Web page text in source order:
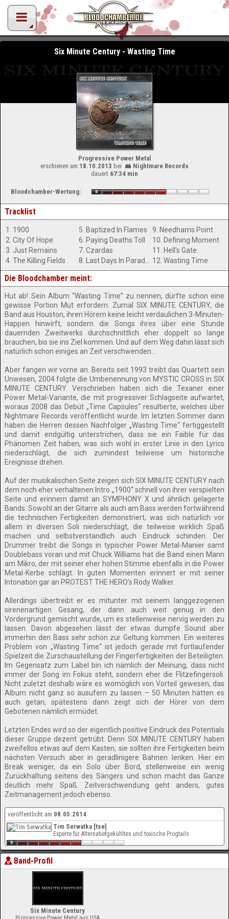
Six Minute Century - Wasting Time
Progressive Power Metal
erschienen am 18.10.2013 bei
Nightmare Records
dauert 67:34 min
Bloodchamber-Wertung:
Tracklist
1. 1900
2. City Of Hope
3. Just Remains
4. The Killing Fields
5. Baptized In Flames
6. Paying Deaths Toll
7. Czardas
9. Needhams Point
10. Defining Moment
11. Hell's Gate
12. Wasting Time
Die Bloodchamber meint:
Hut ab! Sein Album “Wasting Time” zu nennen, dürfte schon eine
gewisse Portion Mut erfordern. Zumal SIX MINUTE CENTURY, die
Band aus Houston, ihren Hörern keine leicht verdaulichen 3-Minuten-
Happen hinwirft, sondern die Songs ihres über eine Stunde
dauernden Zweitwerks durchschnittlich eher doppelt so lange
brauchen, bis sie ins Ziel kommen. Und auf dem Weg dahin lässt sich
natürlich schon einiges an Zeit verschwenden…
Aber fangen wir vorne an. Bereits seit 1993 treibt das Quartett sein
Unwesen, 2004 folgte die Umbenennung von MYSTIC CROSS in SIX
MINUTE CENTURY. Verschrieben haben sich die Texaner einer
Power Metal-Variante, die mit progressiver Schlagseite aufwartet,
woraus 2008 das Debüt „Time Capsules“ resultierte, welches über
Nightmare Records veröffentlicht wurde. Im letzten Sommer dann
haben die Herren dessen Nachfolger „Wasting Time“ fertiggestellt
und damit endgültig unterstrichen, dass sie ein Faible für das
Phänomen Zeit haben, was sich wohl in erster Linie in den Lyrics
niederschlägt, die sich zumindest teilweise um historische
Ereignisse drehen.
Auf der musikalischen Seite zeigen sich SIX MINUTE CENTURY nach
dem noch eher verhaltenen Intro „1900“ schnell von ihrer verspielten
Seite und erinnern damit an SYMPHONY X und ähnlich gelagerte
Bands. Sowohl an der Gitarre als auch am Bass werden fortwährend
die technischen Fertigkeiten demonstriert, was sich natürlich vor
allem in diversen Soli niederschlägt, die teilweise wirklich Spaß
machen und selbstverständlich auch Eindruck schinden. Der
Drummer treibt die Songs in typischer Power Metal-Manier samt
Doublebass voran und mit Chuck Williams hat die Band einen Mann
am Mikro, der mit seiner eher hohen Stimme ebenfalls in die Power
Metal-Kerbe schlägt. In guten Momenten erinnert er mit seiner
Intonation gar an PROTEST THE HERO’s Rody Walker.
Allerdings übertreibt er es mitunter mit seinem langgezogenen
sirenenartigen Gesang, der dann auch weit genug in den
Vordergrund gemischt wurde, um es stellenweise nervig werden zu
lassen. Davon abgesehen lässt der etwas dumpfe Sound aber
immerhin den Bass sehr schön zur Geltung kommen. Ein weiteres
Problem von „Wasting Time“ ist jedoch gerade mit fortlaufender
Spielzeit die Zurschaustellung der Fingerfertigkeiten der Beteiligten.
Im Gegensatz zum Label bin ich nämlich der Meinung, dass nicht
immer der Song im Fokus steht, sondern eher die Flitzefingersoli.
Nicht zuletzt deshalb wäre es womöglich von Vorteil gewesen, das
Album nicht ganz so ausufern zu lassen – 50 Minuten hätten es
auch getan, spätestens dann zeigt sich der Hörer von dem
Gebotenen nämlich ermüdet.
Letzten Endes wird so der eigentlich positive Eindruck des Potentials
dieser Gruppe dezent getrübt. Denn SIX MINUTE CENTURY haben
zweifellos etwas auf dem Kasten, sie sollten ihre Fertigkeiten beim
nächsten Versuch aber in geradlinigere Bahnen lenken. Hier ein
Break weniger, da ein Solo über Bord, stellenweise ein wenig
Zurückhaltung seitens des Sängers und schon macht das Ganze
deutlich mehr Spaß. Zeitverschwendung geht anders, gutes
Zeitmanagement jedoch ebenso.
veröffentlicht am 08.05.2014
Tim Serwatka [tse]
Experte für Alternatiefgekühltes und toxische Progtails
Band-Profil
Six Minute Century